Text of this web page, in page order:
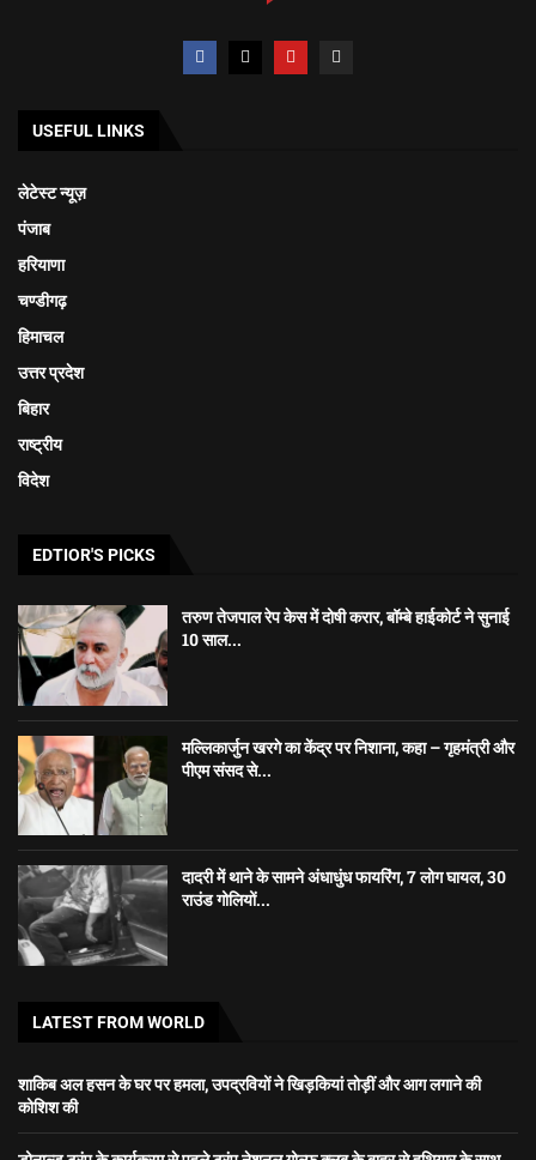
USEFUL LINKS
लेटेस्ट न्यूज़
पंजाब
हरियाणा
चण्डीगढ़
हिमाचल
उत्तर प्रदेश
बिहार
राष्ट्रीय
विदेश
EDTIOR'S PICKS
तरुण तेजपाल रेप केस में दोषी करार, बॉम्बे हाईकोर्ट ने सुनाई
10 साल...
मल्लिकार्जुन खरगे का केंद्र पर निशाना, कहा – गृहमंत्री और
पीएम संसद से...
दादरी में थाने के सामने अंधाधुंध फायरिंग, 7 लोग घायल, 30
राउंड गोलियों...
LATEST FROM WORLD
शाकिब अल हसन के घर पर हमला, उपद्रवियों ने खिड़कियां तोड़ीं और आग लगाने की
कोशिश की